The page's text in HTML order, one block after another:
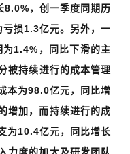
8.0%，创一季度同期历
损1.3亿元。另外，一
1.4%，同比下滑的主
被持续进行的成本管理
本为98.0亿元，同比增
增加，而持续进行的成
为10.4亿元，同比增长